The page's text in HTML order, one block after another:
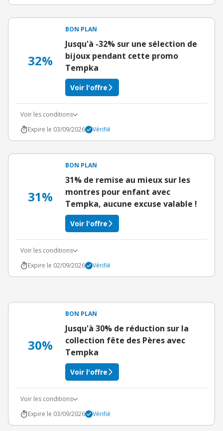
32%
BON PLAN
Jusqu'à -32% sur une sélection de
bijoux pendant cette promo
Tempka
Voir l'offre
Voir les conditions
Expire le 03/09/2026
Vérifié
31%
BON PLAN
31% de remise au mieux sur les
montres pour enfant avec
Tempka, aucune excuse valable !
Voir l'offre
Voir les conditions
Expire le 02/09/2026
Vérifié
30%
BON PLAN
Jusqu'à 30% de réduction sur la
collection fête des Pères avec
Tempka
Voir l'offre
Voir les conditions
Expire le 03/09/2026
Vérifié